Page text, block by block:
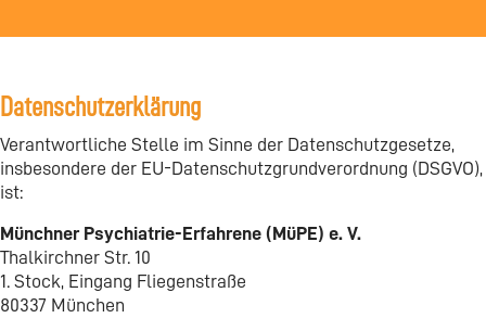
Datenschutzerklärung
Verantwortliche Stelle im Sinne der Datenschutzgesetze,
insbesondere der EU-Datenschutzgrundverordnung (DSGVO),
ist:
Münchner Psychiatrie-Erfahrene (MüPE) e. V.
Thalkirchner Str. 10
1. Stock, Eingang Fliegenstraße
80337 München